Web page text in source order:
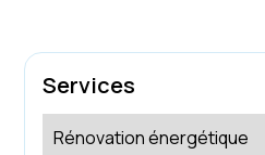
Services
Rénovation énergétique